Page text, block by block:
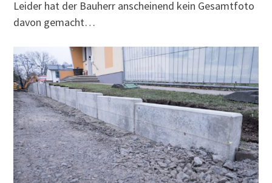
Leider hat der Bauherr anscheinend kein Gesamtfoto
davon gemacht…